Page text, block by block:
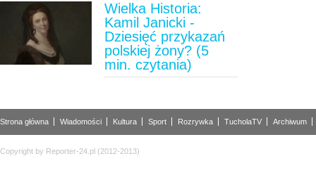
Wielka Historia:
Kamil Janicki -
Dziesięć przykazań
polskiej żony? (5
min. czytania)
Strona główna Wiadomości Kultura Sport Rozrywka TucholaTV Archiwum
Copyright by Reporter-24.pl (2012-2013)